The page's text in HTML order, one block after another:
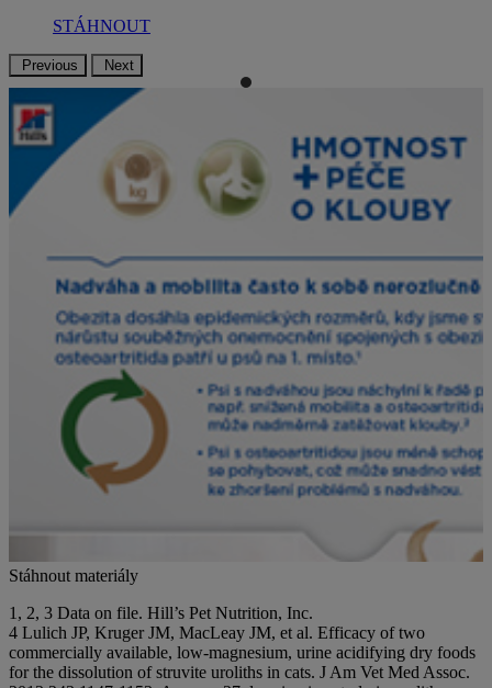
STÁHNOUT
Previous Next
Stáhnout materiály
1, 2, 3 Data on file. Hill’s Pet Nutrition, Inc.
4 Lulich JP, Kruger JM, MacLeay JM, et al. Efficacy of two
commercially available, low-magnesium, urine acidifying dry foods
for the dissolution of struvite uroliths in cats. J Am Vet Med Assoc.